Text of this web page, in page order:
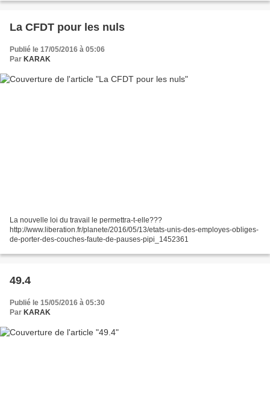
La CFDT pour les nuls
Publié le 17/05/2016 à 05:06
Par KARAK
La nouvelle loi du travail le permettra-t-elle???
http://www.liberation.fr/planete/2016/05/13/etats-unis-des-employes-obliges-
de-porter-des-couches-faute-de-pauses-pipi_1452361
49.4
Publié le 15/05/2016 à 05:30
Par KARAK